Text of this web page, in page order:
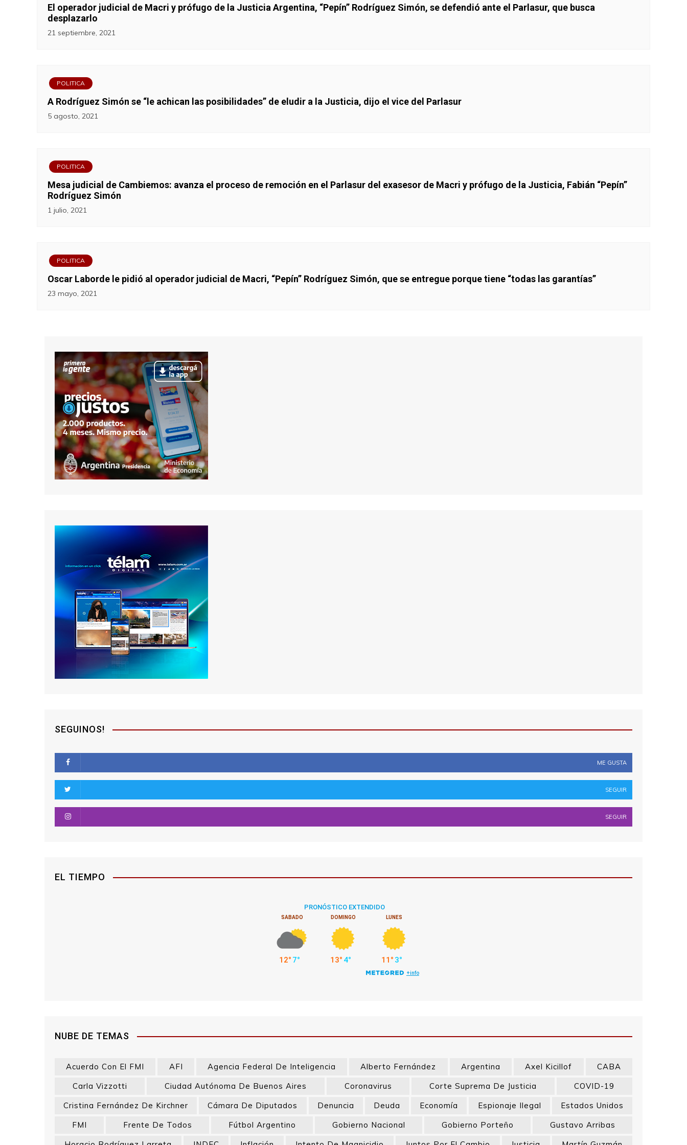
El operador judicial de Macri y prófugo de la Justicia Argentina, “Pepín” Rodríguez Simón, se defendió ante el Parlasur, que busca
desplazarlo
21 septiembre, 2021
POLITICA
A Rodríguez Simón se “le achican las posibilidades” de eludir a la Justicia, dijo el vice del Parlasur
5 agosto, 2021
POLITICA
Mesa judicial de Cambiemos: avanza el proceso de remoción en el Parlasur del exasesor de Macri y prófugo de la Justicia, Fabián “Pepín”
Rodríguez Simón
1 julio, 2021
POLITICA
Oscar Laborde le pidió al operador judicial de Macri, “Pepín” Rodríguez Simón, que se entregue porque tiene “todas las garantías”
23 mayo, 2021
SEGUINOS!
ME GUSTA
SEGUIR
SEGUIR
EL TIEMPO
NUBE DE TEMAS
Acuerdo Con El FMI AFI Agencia Federal De Inteligencia Alberto Fernández Argentina Axel Kicillof
CABA
Carla Vizzotti
Ciudad Autónoma De Buenos Aires Coronavirus Corte Suprema De Justicia
COVID-19
Cristina Fernández De Kirchner
Cámara De Diputados Denuncia Deuda Economía Espionaje Ilegal
Estados Unidos
FMI
Frente De Todos Fútbol Argentino Gobierno Nacional Gobierno Porteño
Gustavo Arribas